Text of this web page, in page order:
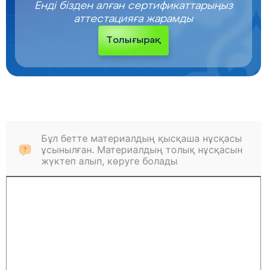
Енді бізден алған сертификаттарыңыз
аттестацияға жарамды
Толығырақ
Бұл бетте материалдың қысқаша нұсқасы
ұсынылған. Материалдың толық нұсқасын
жүктеп алып, көруге болады